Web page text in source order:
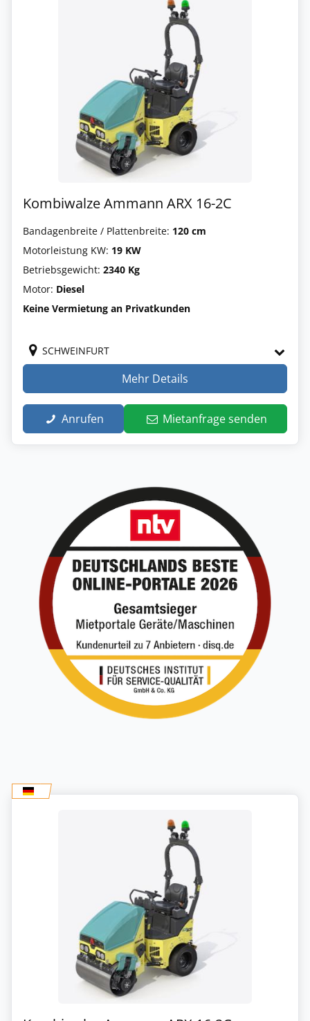
Kombiwalze Ammann ARX 16-2C
Bandagenbreite / Plattenbreite: 120 cm
Motorleistung KW: 19 KW
Betriebsgewicht: 2340 Kg
Motor: Diesel
Keine Vermietung an Privatkunden
SCHWEINFURT
Mehr Details
Anrufen Mietanfrage senden